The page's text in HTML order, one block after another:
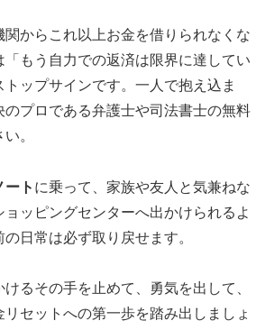
関からこれ以上お金を借りられなくな
「もう自力での返済は限界に達してい
ップサインです。一人で抱え込ま
のプロである弁護士や司法書士の無料
。
ート に乗って、家族や友人と気兼ねな
ョッピングセンターへ出かけられるよ
日常は必ず取り戻せます。
るその手を止めて、勇気を出して、
セットへの第一歩を踏み出しましょ